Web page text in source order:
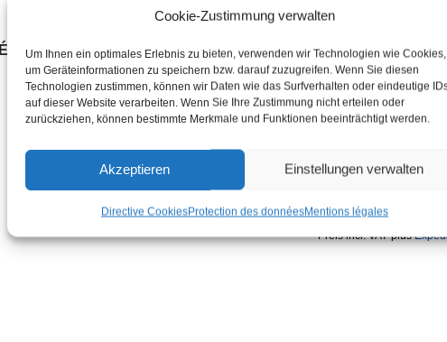
Cookie-Zustimmung verwalten
Um Ihnen ein optimales Erlebnis zu bieten, verwenden wir Technologien wie Cookies,
um Geräteinformationen zu speichern bzw. darauf zuzugreifen. Wenn Sie diesen
Technologien zustimmen, können wir Daten wie das Surfverhalten oder eindeutige
auf dieser Website verarbeiten. Wenn Sie Ihre Zustimmung nicht erteilen oder
zurückziehen, können bestimmte Merkmale und Funktionen beeinträchtigt werden.
Akzeptieren Einstellungen verwalten
Directive CookiesProtection des donnéesMentions légales
Étanchéité du bois de qualité
professionnelle
74,99 € (74,99 €/l)
Contenu: 1l
Inventaire : En stock
Délai de livraison :3 Werktage
plusExpédition
BIOSATIVA® – Nettoyant
Concentré pour
solution prête à
23,99 € (23,99 €
Contenu: 1l
Délai de livraison :
incl. VAT plus